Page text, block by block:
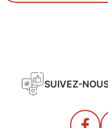
SUIVEZ-